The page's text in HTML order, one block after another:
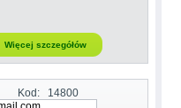
Więcej szczegółów
Kod: 14800